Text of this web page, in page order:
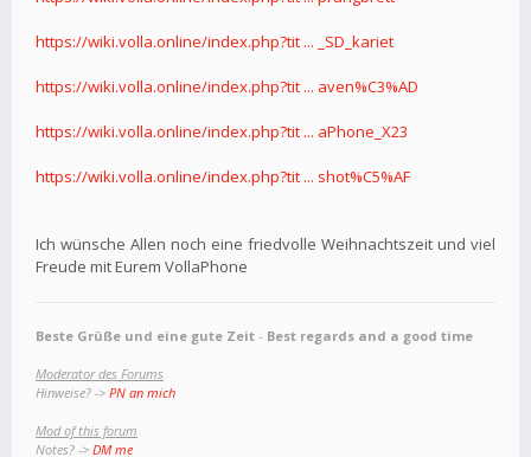
https://wiki.volla.online/index.php?tit ... _SD_kariet
https://wiki.volla.online/index.php?tit ... aven%C3%AD
https://wiki.volla.online/index.php?tit ... aPhone_X23
https://wiki.volla.online/index.php?tit ... shot%C5%AF
Ich wünsche Allen noch eine friedvolle Weihnachtszeit und viel
Freude mit Eurem VollaPhone
Beste Grüße und eine gute Zeit - Best regards and a good time
Moderator des Forums
Hinweise? -> PN an mich
Mod of this forum
Notes? -> DM me